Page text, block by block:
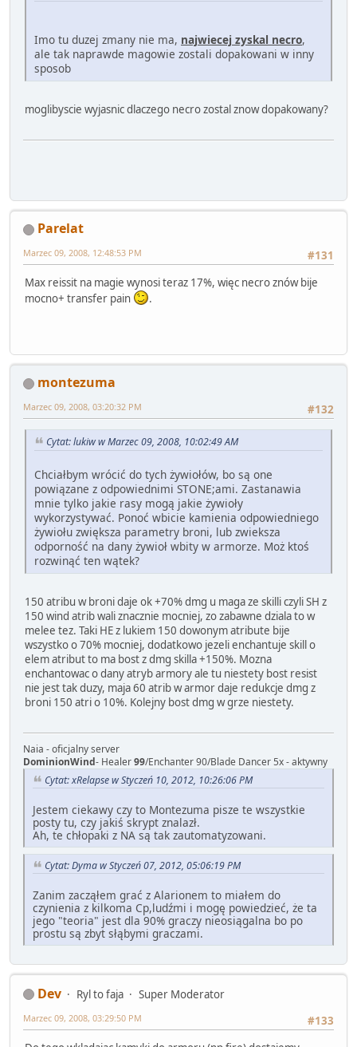
Imo tu duzej zmany nie ma, najwiecej zyskal necro,
ale tak naprawde magowie zostali dopakowani w inny
sposob
moglibyscie wyjasnic dlaczego necro zostal znow dopakowany?
Parelat
#131
Marzec 09, 2008, 12:48:53 PM
Max reissit na magie wynosi teraz 17%, więc necro znów bije
mocno+ transfer pain
.
montezuma
#132
Marzec 09, 2008, 03:20:32 PM
Cytat: lukiw w Marzec 09, 2008, 10:02:49 AM
Chciałbym wrócić do tych żywiołów, bo są one
powiązane z odpowiednimi STONE;ami. Zastanawia
mnie tylko jakie rasy mogą jakie żywioły
wykorzystywać. Ponoć wbicie kamienia odpowiedniego
żywiołu zwiększa parametry broni, lub zwieksza
odporność na dany żywioł wbity w armorze. Moż ktoś
rozwinąć ten wątek?
150 atribu w broni daje ok +70% dmg u maga ze skilli czyli SH z
150 wind atrib wali znacznie mocniej, zo zabawne dziala to w
melee tez. Taki HE z lukiem 150 dowonym atribute bije
wszystko o 70% mocniej, dodatkowo jezeli enchantuje skill o
elem atribut to ma bost z dmg skilla +150%. Mozna
enchantowac o dany atryb armory ale tu niestety bost resist
nie jest tak duzy, maja 60 atrib w armor daje redukcje dmg z
broni 150 atri o 10%. Kolejny bost dmg w grze niestety.
Naia - oficjalny server
DominionWind- Healer99/Enchanter 90/Blade Dancer 5x - aktywny
Cytat: xRelapse w Styczeń 10, 2012, 10:26:06 PM
Jestem ciekawy czy to Montezuma pisze te wszystkie
posty tu, czy jakiś skrypt znalazł.
Ah, te chłopaki z NA są tak zautomatyzowani.
Cytat: Dyma w Styczeń 07, 2012, 05:06:19 PM
Zanim zacząłem grać z Alarionem to miałem do
czynienia z kilkoma Cp,ludźmi i mogę powiedzieć, że ta
jego "teoria" jest dla 90% graczy nieosiągalna bo po
prostu są zbyt słąbymi graczami.
Dev Ryl to faja
Super Moderator
#133
Marzec 09, 2008, 03:29:50 PM